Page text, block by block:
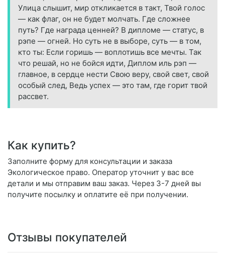
Улица слышит, мир откликается в такт, Твой голос
— как флаг, он не будет молчать. Где сложнее
путь? Где награда ценней? В дипломе — статус, в
рэпе — огней. Но суть не в выборе, суть — в том,
кто ты: Если горишь — воплотишь все мечты. Так
что решай, но не бойся идти, Диплом иль рэп —
главное, в сердце нести Свою веру, свой свет, свой
особый след, Ведь успех — это там, где горит твой
рассвет.
Как купить?
Заполните форму для консультации и заказа
Экологическое право. Оператор уточнит у вас все
детали и мы отправим ваш заказ. Через 3-7 дней вы
получите посылку и оплатите её при получении.
Отзывы покупателей